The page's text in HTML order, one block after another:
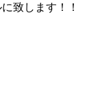
致します！！